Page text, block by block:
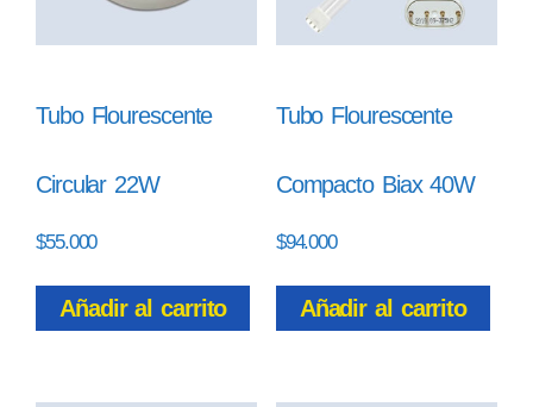
Tubo Flourescente
Circular 22W
$55.000
Añadir al carrito
Tubo Flourescente
Compacto Biax 40W
$94.000
Añadir al carrito